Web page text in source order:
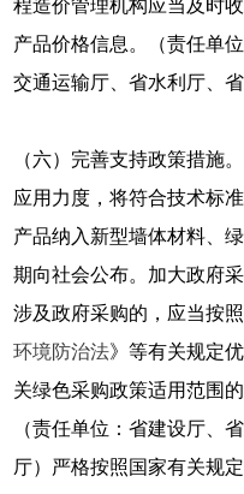
程造价管理机构应当及时
产品价格信息。（责任单
交通运输厅、省水利厅、省
（六）完善支持政策措施
应用力度，将符合技术标
产品纳入新型墙体材料、
期向社会公布。加大政府
涉及政府采购的，应当按
环境防治法》等有关规定
关绿色采购政策适用范围
（责任单位：省建设厅、
厅）严格按照国家有关规